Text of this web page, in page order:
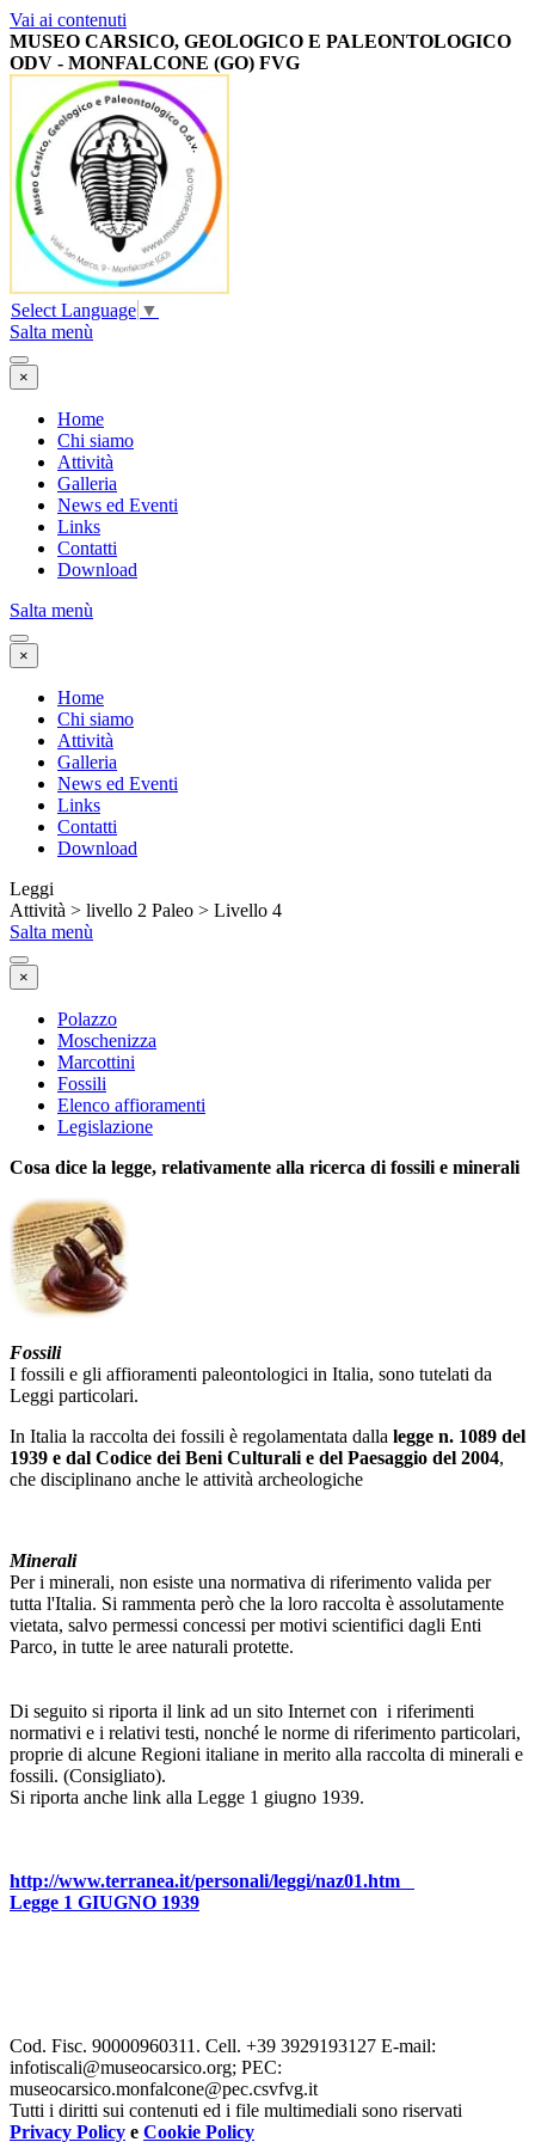
Vai ai contenuti
MUSEO CARSICO, GEOLOGICO E PALEONTOLOGICO
ODV - MONFALCONE (GO) FVG
Select Language ▼
Salta menù
×
Home
Chi siamo
Attività
Galleria
News ed Eventi
Links
Contatti
Download
Salta menù
×
Home
Chi siamo
Attività
Galleria
News ed Eventi
Links
Contatti
Download
Leggi
Attività > livello 2 Paleo > Livello 4
Salta menù
×
Polazzo
Moschenizza
Marcottini
Fossili
Elenco affioramenti
Legislazione
Cosa dice la legge, relativamente alla ricerca di fossili e minerali
Fossili
I fossili e gli affioramenti paleontologici in Italia, sono tutelati da
Leggi particolari.
In Italia la raccolta dei fossili è regolamentata dalla legge n. 1089 del
1939 e dal Codice dei Beni Culturali e del Paesaggio del 2004,
che disciplinano anche le attività archeologiche
Minerali
Per i minerali, non esiste una normativa di riferimento valida per
tutta l'Italia. Si rammenta però che la loro raccolta è assolutamente
vietata, salvo permessi concessi per motivi scientifici dagli Enti
Parco, in tutte le aree naturali protette.
Di seguito si riporta il link ad un sito Internet con i riferimenti
normativi e i relativi testi, nonché le norme di riferimento particolari,
proprie di alcune Regioni italiane in merito alla raccolta di minerali e
fossili. (Consigliato).
Si riporta anche link alla Legge 1 giugno 1939.
http://www.terranea.it/personali/leggi/naz01.htm
Legge 1 GIUGNO 1939
Cod. Fisc. 90000960311. Cell. +39 3929193127 E-mail:
infotiscali@museocarsico.org; PEC:
museocarsico.monfalcone@pec.csvfvg.it
Tutti i diritti sui contenuti ed i file multimediali sono riservati
Privacy Policy e Cookie Policy